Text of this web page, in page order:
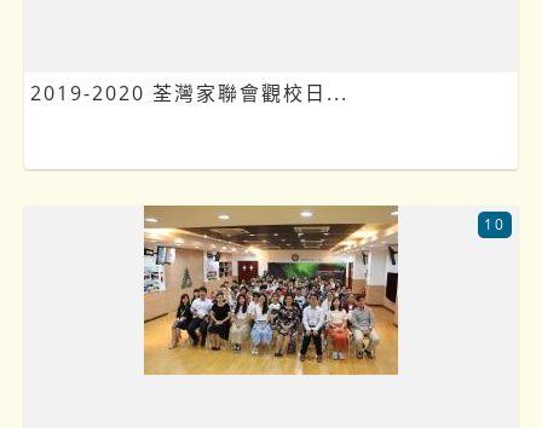
2019-2020 荃灣家聯會觀校日...
10